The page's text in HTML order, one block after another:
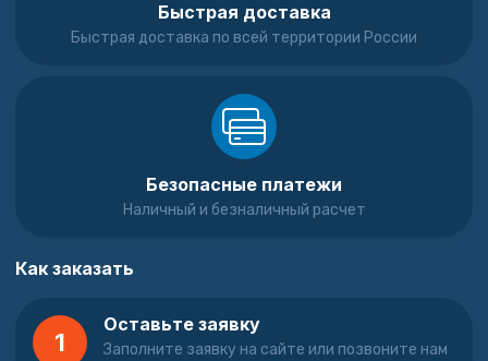
Быстрая доставка
Быстрая доставка по всей территории России
Безопасные платежи
Наличный и безналичный расчет
Как заказать
1
Оставьте заявку
Заполните заявку на сайте или позвоните нам